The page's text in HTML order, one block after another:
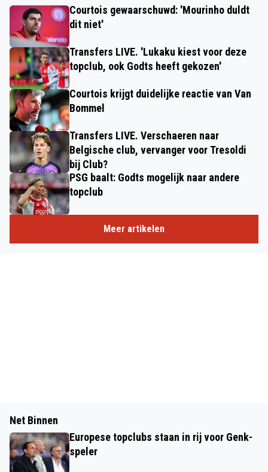
Courtois gewaarschuwd: 'Mourinho duldt
dit niet'
Transfers LIVE. 'Lukaku kiest voor deze
topclub, ook Godts heeft gekozen'
Courtois krijgt duidelijke reactie van Van
Bommel
Transfers LIVE. Verschaeren naar
Belgische club, vervanger voor Tresoldi
bij Club?
PSG baalt: Godts mogelijk naar andere
topclub
Meer artikelen
Net Binnen
Europese topclubs staan in rij voor Genk-
speler